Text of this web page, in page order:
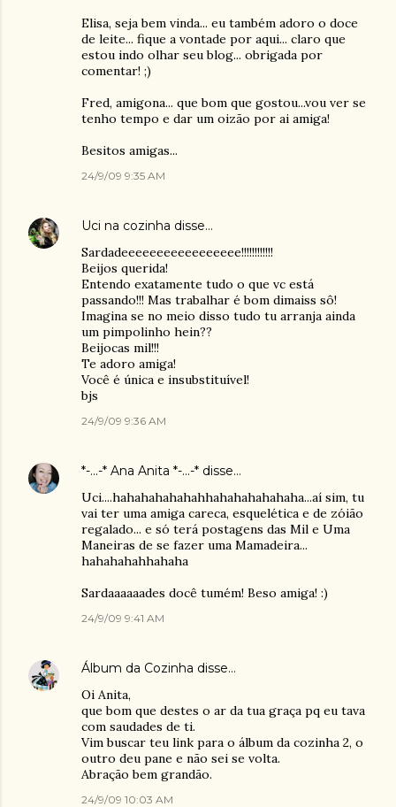
Elisa, seja bem vinda... eu também adoro o doce
de leite... fique a vontade por aqui... claro que
estou indo olhar seu blog... obrigada por
comentar! ;)
Fred, amigona... que bom que gostou...vou ver se
tenho tempo e dar um oizão por ai amiga!
Besitos amigas...
24/9/09 9:35 AM
Uci na cozinha disse…
Sardadeeeeeeeeeeeeeeeee!!!!!!!!!!!!
Beijos querida!
Entendo exatamente tudo o que vc está
passando!!! Mas trabalhar é bom dimaiss sô!
Imagina se no meio disso tudo tu arranja ainda
um pimpolinho hein??
Beijocas mil!!!
Te adoro amiga!
Você é única e insubstituível!
bjs
24/9/09 9:36 AM
*-...-* Ana Anita *-...-* disse…
Uci....hahahahahahahhahahahahahaha...aí sim, tu
vai ter uma amiga careca, esquelética e de zóião
regalado... e só terá postagens das Mil e Uma
Maneiras de se fazer uma Mamadeira...
hahahahahhahaha
Sardaaaaaades docê tumém! Beso amiga! :)
24/9/09 9:41 AM
Álbum da Cozinha disse…
Oi Anita,
que bom que destes o ar da tua graça pq eu tava
com saudades de ti.
Vim buscar teu link para o álbum da cozinha 2, o
outro deu pane e não sei se volta.
Abração bem grandão.
24/9/09 10:03 AM